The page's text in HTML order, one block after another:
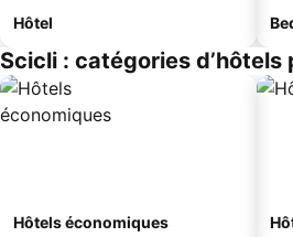
Hôtel
Scicli : catégories d’hôtels
Hôtels économiques